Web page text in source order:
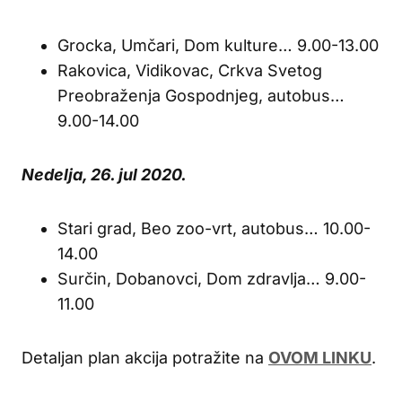
Grocka, Umčari, Dom kulture… 9.00-13.00
Rakovica, Vidikovac, Crkva Svetog
Preobraženja Gospodnjeg, autobus…
9.00-14.00
Nedelja, 26. jul 2020.
Stari grad, Beo zoo-vrt, autobus… 10.00-
14.00
Surčin, Dobanovci, Dom zdravlja… 9.00-
11.00
Detaljan plan akcija potražite na OVOM LINKU.